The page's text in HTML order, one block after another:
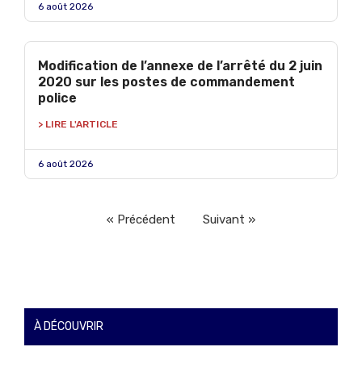
6 août 2026
Modification de l’annexe de l’arrêté du 2 juin
2020 sur les postes de commandement
police
> LIRE L'ARTICLE
6 août 2026
« Précédent Suivant »
À DÉCOUVRIR